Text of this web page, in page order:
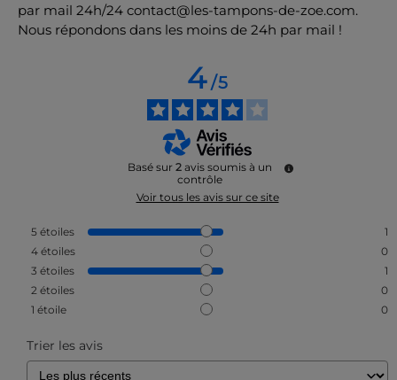
par mail 24h/24 contact@les-tampons-de-zoe.com.
Nous répondons dans les moins de 24h par mail !
4/5
Basé sur 2 avis soumis à un
contrôle
Voir tous les avis sur ce site
5 étoiles
1
4 étoiles
0
3 étoiles
1
2 étoiles
0
1 étoile 0
Trier les avis